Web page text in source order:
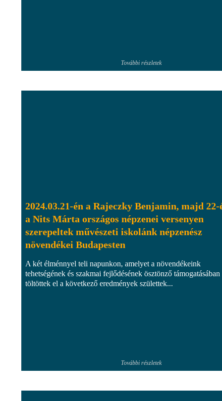
További részletek
2024.03.21-én a Rajeczky Benjamin, majd 22-
a Nits Márta országos népzenei versenyen
szerepeltek művészeti iskolánk népzenész
növendékei Budapesten
A két élménnyel teli napunkon, amelyet a növendékeink
tehetségének és szakmai fejlődésének ösztönző támogatásában
töltöttek el a következő eredmények születtek...
További részletek